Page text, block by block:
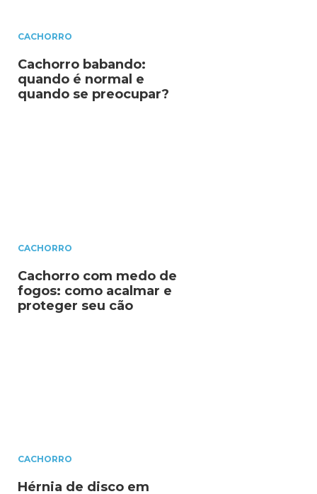
CACHORRO
Cachorro babando:
quando é normal e
quando se preocupar?
CACHORRO
Cachorro com medo de
fogos: como acalmar e
proteger seu cão
CACHORRO
Hérnia de disco em